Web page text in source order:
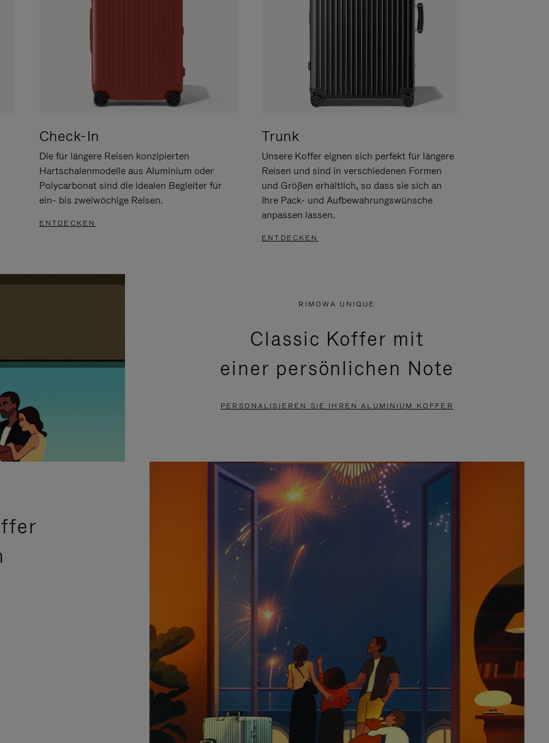
Check-In
Die für längere Reisen konzipierten
Hartschalenmodelle aus Aluminium oder
Polycarbonat sind die idealen Begleiter für
ein- bis zweiwöchige Reisen.
ENTDECKEN
Trunk
Unsere Koffer eignen sich perfekt für längere
Reisen und sind in verschiedenen Formen
und Größen erhältlich, so dass sie sich an
Ihre Pack- und Aufbewahrungswünsche
anpassen lassen.
ENTDECKEN
RIMOWA UNIQUE
Classic Koffer mit
einer persönlichen Note
PERSONALISIEREN SIE IHREN ALUMINIUM KOFFER